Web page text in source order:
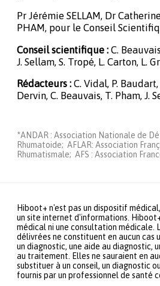
Pr Jérémie SELLAM, Dr
PHAM, pour le Conseil
Conseil scientifique : C.
J. Sellam, S. Tropé, L. Carton, L.
Rédacteurs : C. Vidal, P. Baudart,
Dervin, C. Beauvais, T. Pham, J.
*ANDAR : Association Nationale de
Rhumatoide; AFLAR: Association
Rhumatismale; AFS : Association
Hiboot+ n'est pas un dispositif
un site internet d'informations.
médical ni une consultation médicale.
délivrées ne constituent en aucun cas
un diagnostic, une aide au diagnostic,
au traitement. Elles ne sauraient en
substituer à un conseil, un diagnostic
fournis par un professionnel de santé